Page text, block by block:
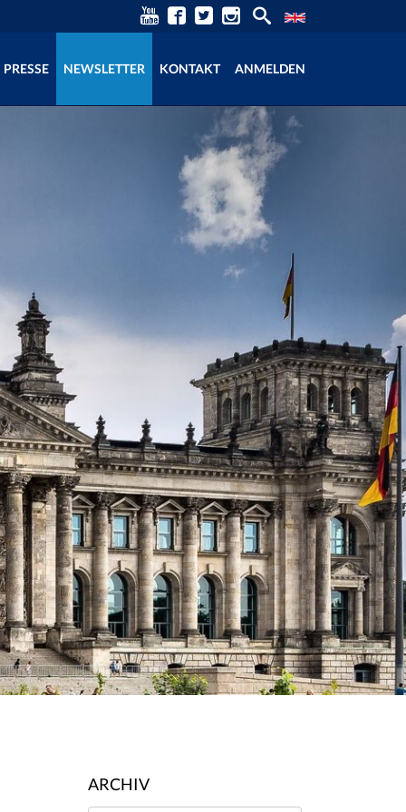
PRESSE NEWSLETTER KONTAKT ANMELDEN
ARCHIV